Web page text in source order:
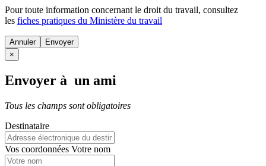
Pour toute information concernant le droit du travail, consultez
les fiches pratiques du Ministère du travail
Annuler
×
Envoyer à un ami
Tous les champs sont obligatoires
Destinataire
Vos coordonnées Votre nom